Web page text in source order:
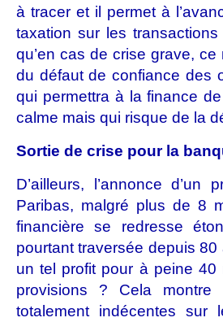
à tracer et il permet à
taxation sur les
qu’en cas de crise grave,
du défaut de confiance des
qui permettra à la finance
calme mais qui risque de la
Sortie de crise pour la
D’ailleurs, l’annonce
Paribas, malgré plus de 8
financière se redresse
pourtant traversée depuis
un tel profit pour à peine
provisions ? Cela
totalement indécentes sur